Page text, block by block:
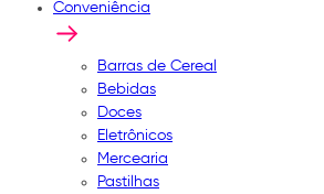
Conveniência
Barras de Cereal
Bebidas
Doces
Eletrônicos
Mercearia
Pastilhas